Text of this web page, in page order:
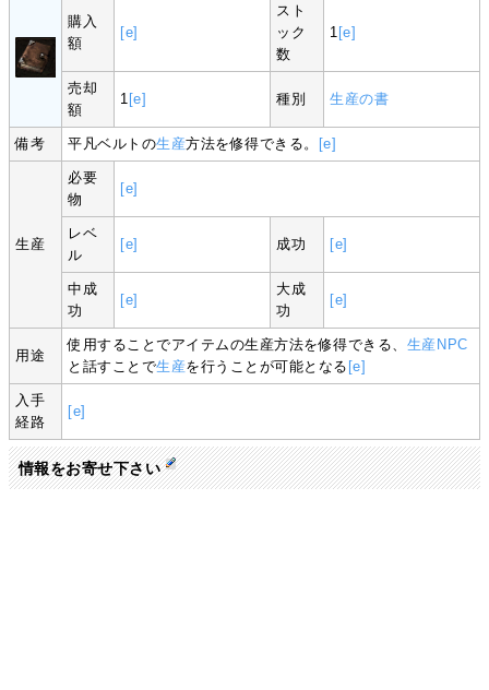
購入
額
[e]
スト
ック
数
1 [e]
売却
額
1 [e] 種別 生産の書
備考 平凡ベルトの生産方法を修得できる。 [e]
生産
必要
物
[e]
レベ
ル
[e] 成功 [e]
中成
功
[e]
大成
功
[e]
用途
使用することでアイテムの生産方法を修得できる、 生産NPC
と話すことで生産を行うことが可能となる [e]
入手
経路
[e]
情報をお寄せ下さい